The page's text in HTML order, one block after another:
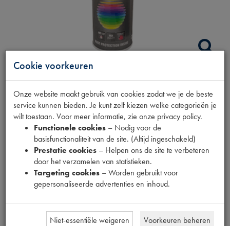
SPUITBUS VOOR
LUCHTFILTER RAL
9007
Productnummer
6910040
€19,66 (€16,25excl. btw
Cookie voorkeuren
Onze website maakt gebruik van cookies zodat we je de beste
service kunnen bieden. Je kunt zelf kiezen welke categorieën je
wilt toestaan. Voor meer informatie, zie onze privacy policy.
Functionele cookies – Nodig voor de
basisfunctionaliteit van de site. (Altijd ingeschakeld)
Prestatie cookies – Helpen ons de site te verbeteren
door het verzamelen van statistieken.
Targeting cookies – Worden gebruikt voor
gepersonaliseerde advertenties en inhoud.
Niet-essentiële weigeren
Voorkeuren beheren